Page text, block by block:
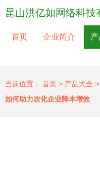
昆山洪亿如网络科技
首页 企业简介
当前位置： 首页 > 产品大全 >
如何助力农化企业降本增效